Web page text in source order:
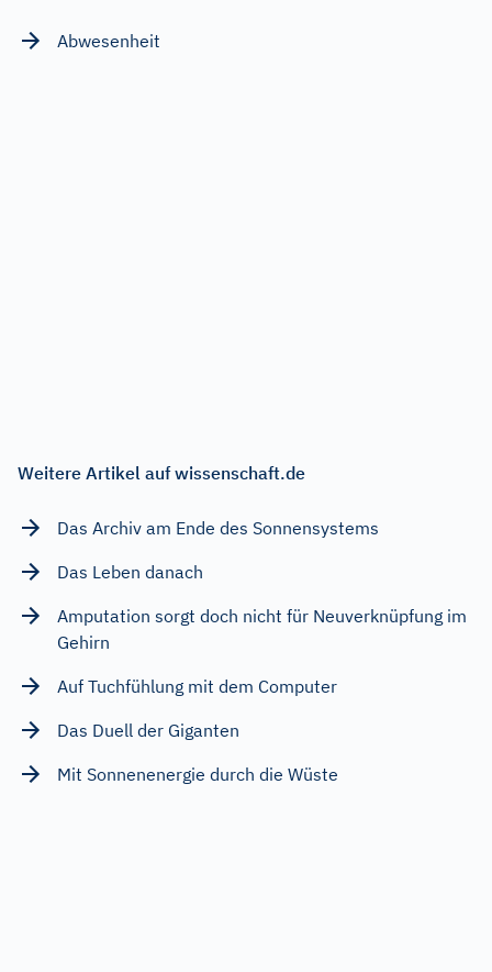
Abwesenheit
Weitere Artikel auf wissenschaft.de
Das Archiv am Ende des Sonnensystems
Das Leben danach
Amputation sorgt doch nicht für Neuverknüpfung im
Gehirn
Auf Tuchfühlung mit dem Computer
Das Duell der Giganten
Mit Sonnenenergie durch die Wüste